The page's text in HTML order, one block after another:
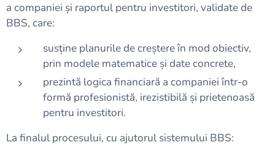
a companiei și raportul pentru investitori, validate de
BBS, care:
susține planurile de creștere în mod obiectiv,
prin modele matematice și date concrete,
prezintă logica financiară a companiei într-o
formă profesionistă, irezistibilă și prietenoasă
pentru investitori.
La finalul procesului, cu ajutorul sistemului BBS: